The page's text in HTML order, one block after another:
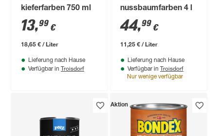
kieferfarben 750 ml
13,99 €
18,65 € / Liter
Lieferung nach Hause
Verfügbar in Troisdorf
nussbaumfarben 4 l
44,99 €
11,25 € / Liter
Lieferung nach Hause
Verfügbar in Troisdorf
Nur wenige verfügbar
Aktion